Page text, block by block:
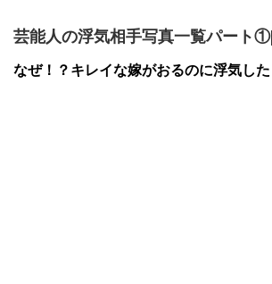
芸能人の浮気相手写真一覧パート
なぜ！？キレイな嫁がおるのに浮気した